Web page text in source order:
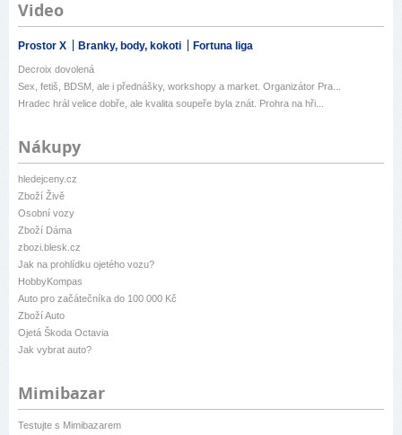
Video
Prostor X Branky, body, kokoti Fortuna liga
Decroix dovolená
Sex, fetiš, BDSM, ale i přednášky, workshopy a market. Organizátor Pra...
Hradec hrál velice dobře, ale kvalita soupeře byla znát. Prohra na hři...
Nákupy
hledejceny.cz
Zboží Živě
Osobní vozy
Zboží Dáma
zbozi.blesk.cz
Jak na prohlídku ojetého vozu?
HobbyKompas
Auto pro začátečníka do 100 000 Kč
Zboží Auto
Ojetá Škoda Octavia
Jak vybrat auto?
Mimibazar
Testujte s Mimibazarem